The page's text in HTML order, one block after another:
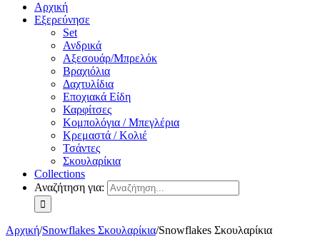
Αρχική
Εξερεύνησε
Set
Ανδρικά
Αξεσουάρ/Μπρελόκ
Βραχιόλια
Δαχτυλίδια
Εποχιακά Είδη
Καρφίτσες
Κομπολόγια / Μπεγλέρια
Κρεμαστά / Κολιέ
Τσάντες
Σκουλαρίκια
Collections
Αναζήτηση για:
Αρχική/Snowflakes Σκουλαρίκια/Snowflakes Σκουλαρίκια